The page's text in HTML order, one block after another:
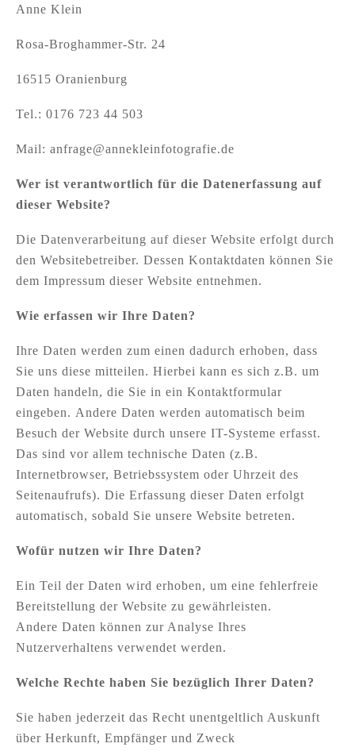
Anne Klein
Rosa-Broghammer-Str. 24
16515 Oranienburg
Tel.: 0176 723 44 503
Mail: anfrage@annekleinfotografie.de
Wer ist verantwortlich für die Datenerfassung auf
dieser Website?
Die Datenverarbeitung auf dieser Website erfolgt durch
den Websitebetreiber. Dessen Kontaktdaten können Sie
dem Impressum dieser Website entnehmen.
Wie erfassen wir Ihre Daten?
Ihre Daten werden zum einen dadurch erhoben, dass
Sie uns diese mitteilen. Hierbei kann es sich z.B. um
Daten handeln, die Sie in ein Kontaktformular
eingeben. Andere Daten werden automatisch beim
Besuch der Website durch unsere IT-Systeme erfasst.
Das sind vor allem technische Daten (z.B.
Internetbrowser, Betriebssystem oder Uhrzeit des
Seitenaufrufs). Die Erfassung dieser Daten erfolgt
automatisch, sobald Sie unsere Website betreten.
Wofür nutzen wir Ihre Daten?
Ein Teil der Daten wird erhoben, um eine fehlerfreie
Bereitstellung der Website zu gewährleisten.
Andere Daten können zur Analyse Ihres
Nutzerverhaltens verwendet werden.
Welche Rechte haben Sie bezüglich Ihrer Daten?
Sie haben jederzeit das Recht unentgeltlich Auskunft
über Herkunft, Empfänger und Zweck